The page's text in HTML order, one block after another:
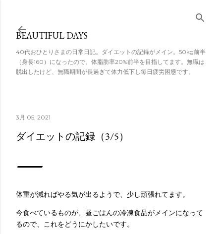
スキップしてメ
イン コンテンツ
に移動
BEAUTIFUL DAYS
40代おひとりさまの日常日記。ダイエットの記録がメイン。50kg前半
（身長160）になったので、体脂肪率20%前半を目指してます。無職は
脱出したけど、無職期間が長過ぎて体力低下し毎日疲労困憊です。
3月 05, 2021
ダイエットの記録（3/5）
体重が減ればやる気が出るようで、少し頑張れてます。
今食べているものが、昼ごはんの冷凍食品がメインになって
るので、これをどうにかしたいです。